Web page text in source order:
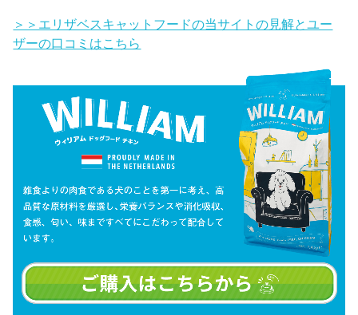
＞＞エリザベスキャットフードの当サイトの見解とユー
ザーの口コミはこちら